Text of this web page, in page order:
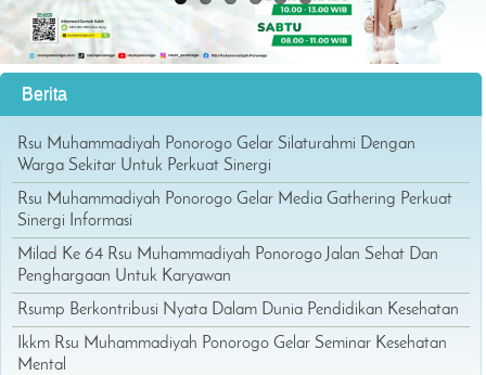
Berita
Rsu Muhammadiyah Ponorogo Gelar Silaturahmi Dengan
Warga Sekitar Untuk Perkuat Sinergi
Rsu Muhammadiyah Ponorogo Gelar Media Gathering Perkuat
Sinergi Informasi
Milad Ke 64 Rsu Muhammadiyah Ponorogo Jalan Sehat Dan
Penghargaan Untuk Karyawan
Rsump Berkontribusi Nyata Dalam Dunia Pendidikan Kesehatan
Ikkm Rsu Muhammadiyah Ponorogo Gelar Seminar Kesehatan
Mental